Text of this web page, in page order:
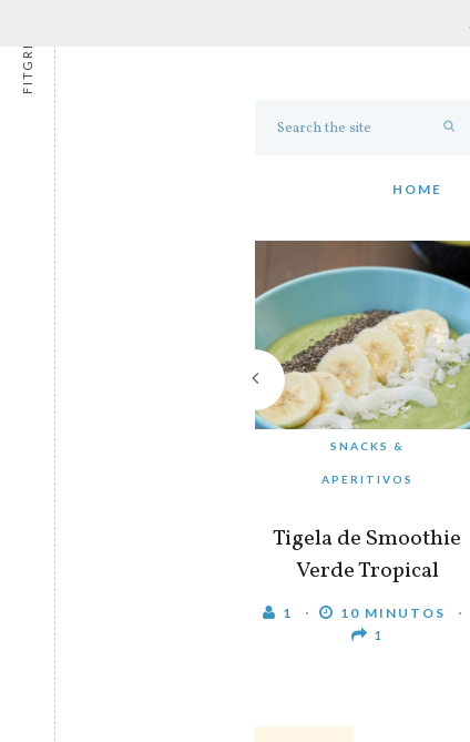
HOME
SNACKS &
APERITIVOS
Tigela de Smoothie
Verde Tropical
1 10 MINUTOS
1
FITGRESS